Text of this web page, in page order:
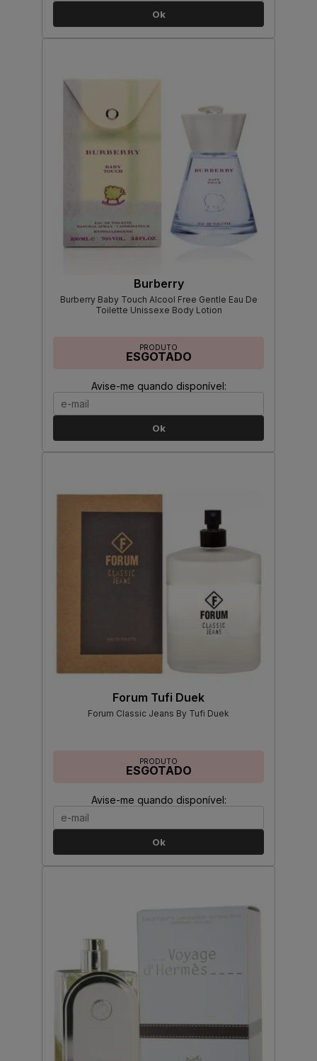
Ok
Burberry
Burberry Baby Touch Alcool Free Gentle Eau De
Toilette Unissexe Body Lotion
PRODUTO
ESGOTADO
Avise-me quando disponível:
Ok
Forum Tufi Duek
Forum Classic Jeans By Tufi Duek
PRODUTO
ESGOTADO
Avise-me quando disponível:
Ok